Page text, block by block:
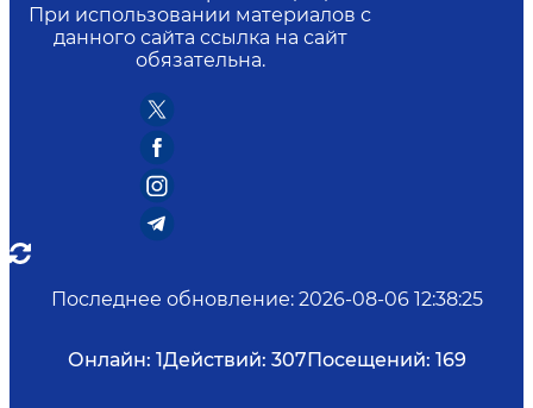
При использовании материалов с
данного сайта ссылка на сайт
обязательна.
Последнее обновление: 2026-08-06 12:38:25
Онлайн: 1Действий: 307Посещений: 169